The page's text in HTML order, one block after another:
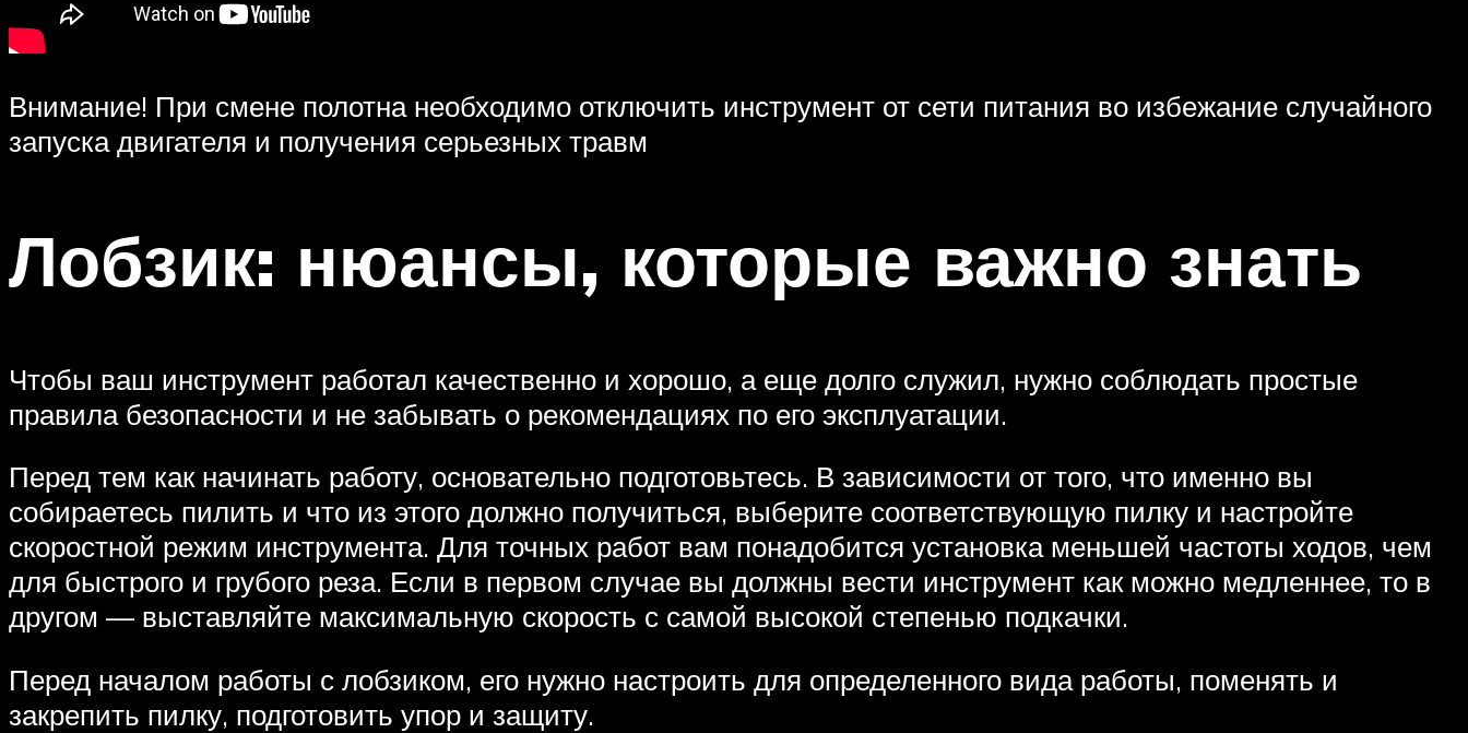
Внимание! При смене полотна необходимо отключить инструмент от сети питания во избежание случайного
запуска двигателя и получения серьезных травм
Лобзик: нюансы, которые важно знать
Чтобы ваш инструмент работал качественно и хорошо, а еще долго служил, нужно соблюдать простые
правила безопасности и не забывать о рекомендациях по его эксплуатации.
Перед тем как начинать работу, основательно подготовьтесь. В зависимости от того, что именно вы
собираетесь пилить и что из этого должно получиться, выберите соответствующую пилку и настройте
скоростной режим инструмента. Для точных работ вам понадобится установка меньшей частоты ходов, чем
для быстрого и грубого реза. Если в первом случае вы должны вести инструмент как можно медленнее, то в
другом — выставляйте максимальную скорость с самой высокой степенью подкачки.
Перед началом работы с лобзиком, его нужно настроить для определенного вида работы, поменять и
закрепить пилку, подготовить упор и защиту.